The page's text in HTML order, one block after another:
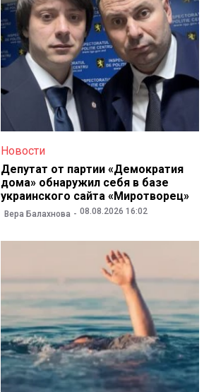
Новости
Депутат от партии «Демократия
дома» обнаружил себя в базе
украинского сайта «Миротворец»
Вера Балахнова 08.08.2026 16:02